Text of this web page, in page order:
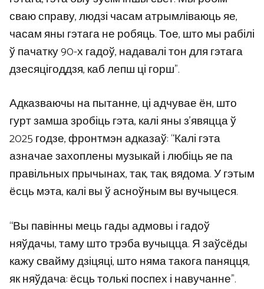
сваю справу, людзі часам атрымліваюць яе,
часам яны гэтага не робяць. Тое, што мы рабілі
ў пачатку 90-х гадоў, надавалі тон для гэтага
дзесяцігоддзя, каб лепш ці горш”.
Адказваючы на ​​пытанне, ці адчувае ён, што
гурт замша зробіць гэта, калі яны з’явяцца ў
2025 годзе, фронтмэн адказаў: “Калі гэта
азначае захоплены музыкай і любіць яе па
правільных прычынах, так, так, вядома. У гэтым
ёсць мэта, калі вы ў асноўным вы вучыцеся.
“Вы павінны мець гады адмовы і гадоў
няўдачы, таму што трэба вучыцца. Я заўсёды
кажу свайму дзіцяці, што няма такога паняцця,
як няўдача: ёсць толькі поспех і навучанне”.